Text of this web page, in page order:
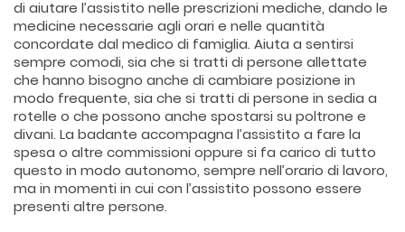
di aiutare l’assistito nelle prescrizioni mediche, dando le
medicine necessarie agli orari e nelle quantità
concordate dal medico di famiglia. Aiuta a sentirsi
sempre comodi, sia che si tratti di persone allettate
che hanno bisogno anche di cambiare posizione in
modo frequente, sia che si tratti di persone in sedia a
rotelle o che possono anche spostarsi su poltrone e
divani. La badante accompagna l’assistito a fare la
spesa o altre commissioni oppure si fa carico di tutto
questo in modo autonomo, sempre nell’orario di lavoro,
ma in momenti in cui con l’assistito possono essere
presenti altre persone.